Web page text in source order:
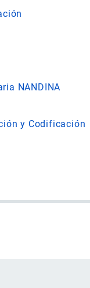
NANDINA
y Codificación